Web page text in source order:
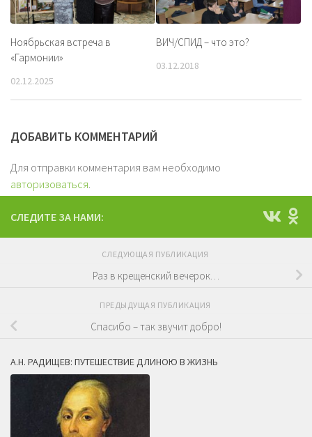
Ноябрьская встреча в
«Гармонии»
02.12.2025
ВИЧ/СПИД – что это?
03.12.2018
ДОБАВИТЬ КОММЕНТАРИЙ
Для отправки комментария вам необходимо
авторизоваться
СЛЕДИТЕ ЗА НАМИ:
СЛЕДУЮЩАЯ ПУБЛИКАЦИЯ
Раз в крещенский вечерок…
ПРЕДЫДУЩАЯ ПУБЛИКАЦИЯ
Спасибо – так звучит добро!
А.Н. РАДИЩЕВ: ПУТЕШЕСТВИЕ ДЛИНОЮ В ЖИЗНЬ